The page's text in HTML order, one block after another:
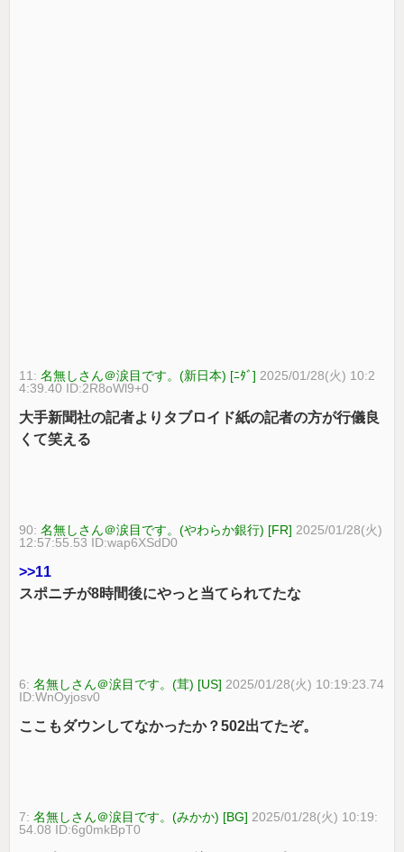
11:名無しさん＠涙目です。(新日本) [ﾆﾀﾞ] 2025/01/28(火) 10:2
4:39.40 ID:2R8oWl9+0
大手新聞社の記者よりタブロイド紙の記者の方が行儀良
くて笑える
90:名無しさん＠涙目です。(やわらか銀行) [FR] 2025/01/28(火)
12:57:55.53 ID:wap6XSdD0
>>11
スポニチが8時間後にやっと当てられてたな
6:名無しさん＠涙目です。(茸) [US] 2025/01/28(火) 10:19:23.74
ID:WnOyjosv0
ここもダウンしてなかったか？502出てたぞ。
7:名無しさん＠涙目です。(みかか) [BG] 2025/01/28(火) 10:19:
54.08 ID:6g0mkBpT0